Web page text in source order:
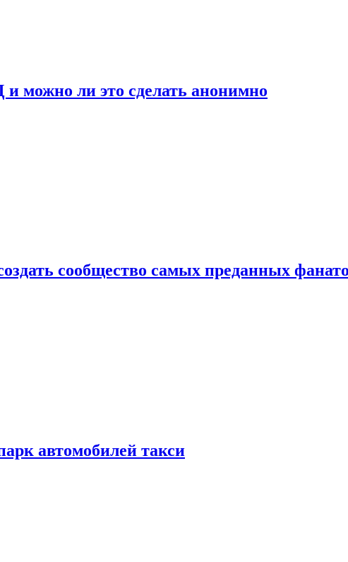
можно ли это сделать анонимно
сообщество самых преданных
автомобилей такси